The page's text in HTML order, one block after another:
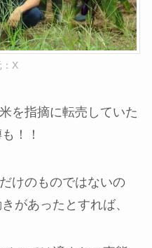
：X
を指摘に転売していた
！！
けのものではないの
があったとすれば、